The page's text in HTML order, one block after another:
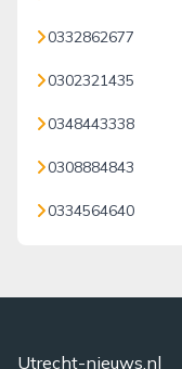
0332862677
0302321435
0348443338
0308884843
0334564640
Utrecht-nieuws.nl